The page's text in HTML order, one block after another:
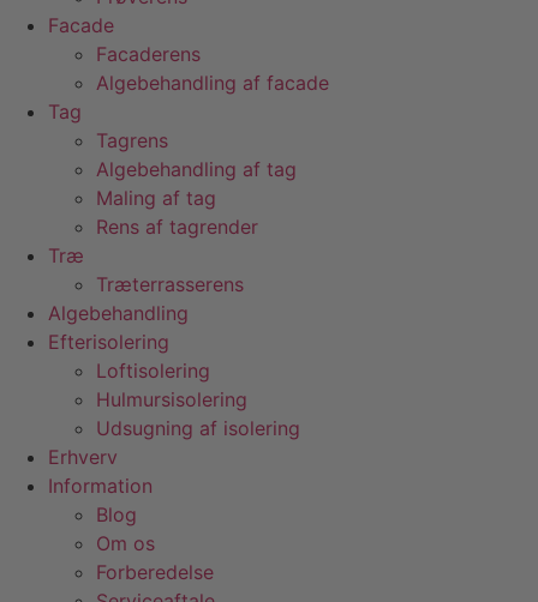
Facade
Facaderens
Algebehandling af facade
Tag
Tagrens
Algebehandling af tag
Maling af tag
Rens af tagrender
Træ
Træterrasserens
Algebehandling
Efterisolering
Loftisolering
Hulmursisolering
Udsugning af isolering
Erhverv
Information
Blog
Om os
Forberedelse